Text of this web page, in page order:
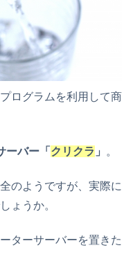
ログラムを利用して商
ーバー「 クリクラ 」 。
のようですが、実際に
ょうか。
ターサーバーを置きた